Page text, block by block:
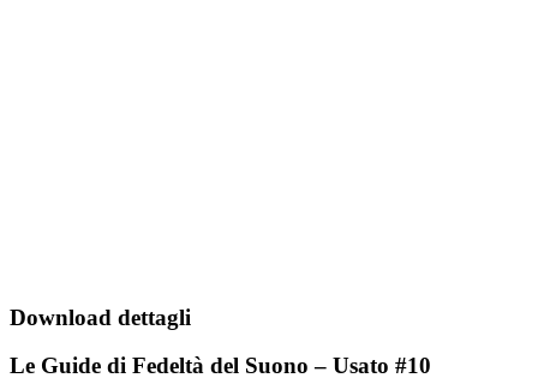
Download dettagli
Le Guide di Fedeltà del Suono – Usato #10